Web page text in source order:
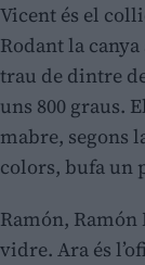
Vicent és el
Rodant la
trau de dintre
uns 800 graus.
mabre, segons
colors, bufa un
Ramón,
vidre. Ara és